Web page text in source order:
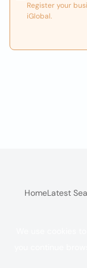
Register your
iGlobal.
HomeLatest
you continue